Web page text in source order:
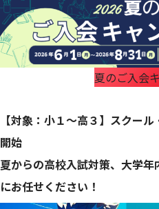
夏のご入会
【対象：小１～高３】スクー
開始
夏からの高校入試対策、大学
にお任せください！